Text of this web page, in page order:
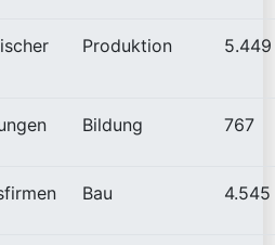
Produktion 5.449
Bildung 767
Bau 4.545